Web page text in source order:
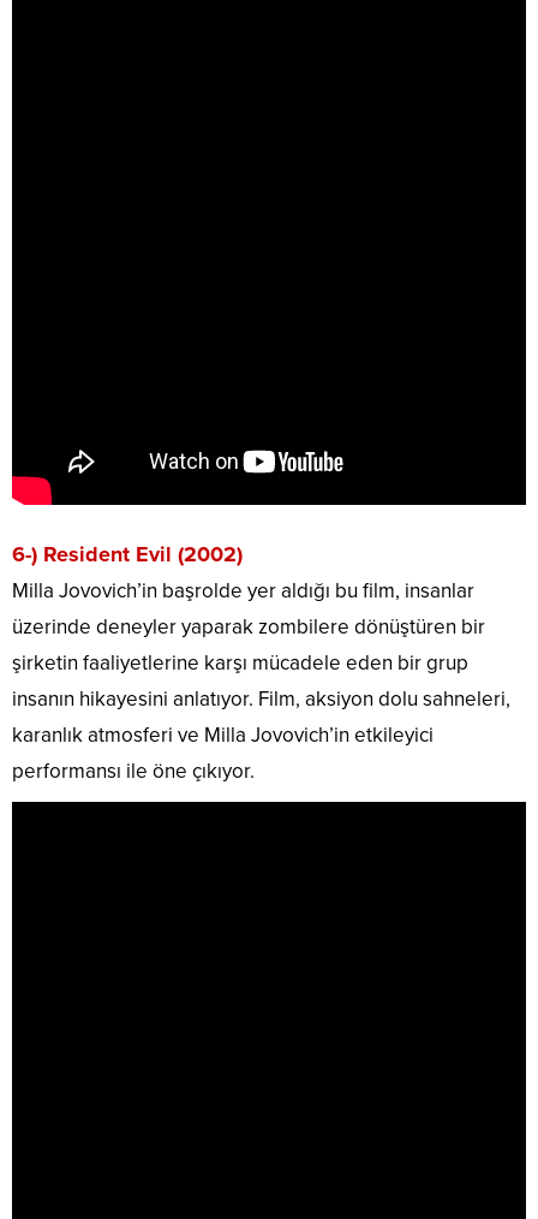
6-) Resident Evil (2002)
Milla Jovovich’in başrolde yer aldığı bu film, insanlar
üzerinde deneyler yaparak zombilere dönüştüren bir
şirketin faaliyetlerine karşı mücadele eden bir grup
insanın hikayesini anlatıyor. Film, aksiyon dolu sahneleri,
karanlık atmosferi ve Milla Jovovich’in etkileyici
performansı ile öne çıkıyor.